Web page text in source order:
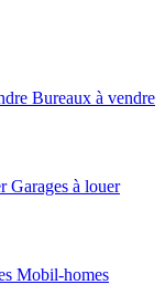
Bureaux à vendre
Garages à louer
Mobil-homes